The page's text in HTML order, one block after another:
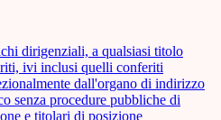
dirigenziali, a qualsiasi titolo
ivi inclusi quelli conferiti
dall'organo di indirizzo
senza procedure pubbliche di
e titolari di posizione